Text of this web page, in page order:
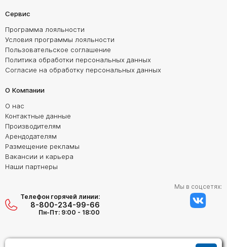
Сервис
Программа лояльности
Условия программы лояльности
Пользовательское соглашение
Политика обработки персональных данных
Согласие на обработку персональных данных
О Компании
О нас
Контактные данные
Производителям
Арендодателям
Размещение рекламы
Вакансии и карьера
Наши партнеры
Телефон горячей линии:
8-800-234-99-66
Пн-Пт: 9:00 - 18:00
Мы в соцсетях: